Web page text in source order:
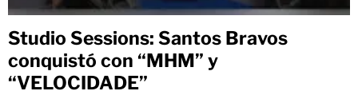
Studio Sessions: Santos Bravos
conquistó con “MHM” y
“VELOCIDADE”